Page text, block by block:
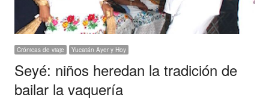
Crónicas de viaje Yucatán Ayer y Hoy
Seyé: niños heredan la tradición de
bailar la vaquería